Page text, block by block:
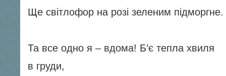
Ще світлофор на розі зеленим підморгне.
Та все одно я – вдома! Б’є тепла хвиля
в груди,